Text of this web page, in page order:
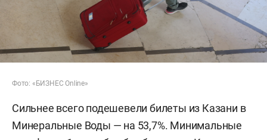
Фото: «БИЗНЕС Online»
Сильнее всего подешевели билеты из Казани в
Минеральные Воды — на 53,7%. Минимальные